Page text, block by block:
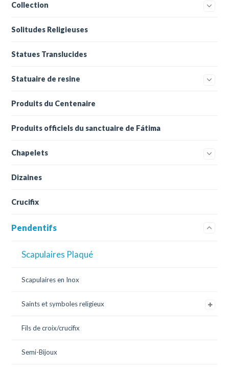
Collection
Solitudes Religieuses
Statues Translucides
Statuaire de resine
Produits du Centenaire
Produits officiels du sanctuaire de Fátima
Chapelets
Dizaines
Crucifix
Pendentifs
Scapulaires Plaqué
Scapulaires en Inox
Saints et symboles religieux
Fils de croix/crucifix
Semi-Bijoux